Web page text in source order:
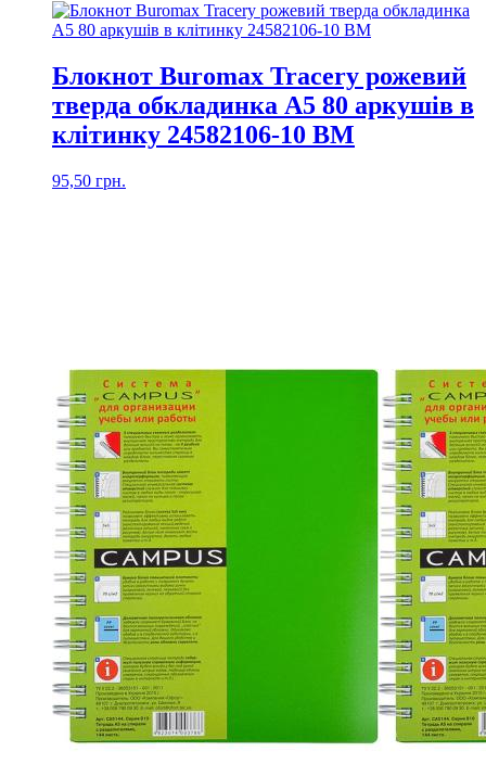
Блокнот Buromax Tracery рожевий
тверда обкладинка А5 80 аркушів в
клітинку 24582106-10 ВМ
95,50 грн.